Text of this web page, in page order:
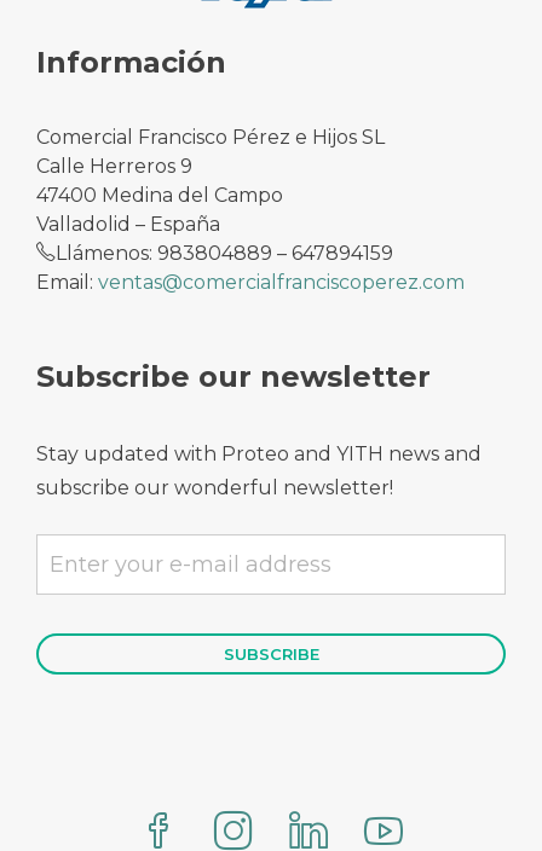
Información
Comercial Francisco Pérez e Hijos SL
Calle Herreros 9
47400 Medina del Campo
Valladolid – España
Llámenos: 983804889 – 647894159
Email: ventas@comercialfranciscoperez.com
Subscribe our newsletter
Stay updated with Proteo and YITH news and
subscribe our wonderful newsletter!